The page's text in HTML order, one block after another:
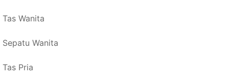
Tas Wanita
Sepatu Wanita
Tas Pria